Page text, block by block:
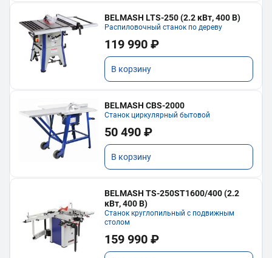
BELMASH LTS-250 (2.2 кВт, 400 В)
Распиловочный станок по дереву
119 990 ₽
В корзину
BELMASH CBS-2000
Станок циркулярный бытовой
50 490 ₽
В корзину
BELMASH TS-250ST1600/400 (2.2
кВт, 400 В)
Станок круглопильный с подвижным
столом
159 990 ₽